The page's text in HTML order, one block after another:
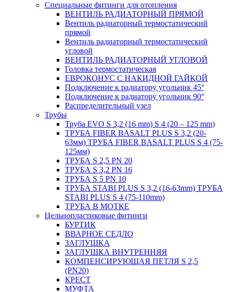
Специальные фитинги для отопления
ВЕНТИЛЬ РАДИАТОРНЫЙ ПРЯМОЙ
Вентиль радиаторный термостатический
прямой
Вентиль радиаторный термостатический
угловой
ВЕНТИЛЬ РАДИАТОРНЫЙ УГЛОВОЙ
Головка термостатическая
ЕВРОКОНУС С НАКИДНОЙ ГАЙКОЙ
Подключение к радиатору угольник 45°
Подключение к радиатору угольник 90°
Распределительный узел
Трубы
Труба EVO S 3,2 (16 mm) S 4 (20 – 125 mm)
ТРУБА FIBER BASALT PLUS S 3,2 (20-
63мм) ТРУБА FIBER BASALT PLUS S 4 (75-
125мм)
ТРУБА S 2,5 PN 20
ТРУБА S 3,2 PN 16
ТРУБА S 5 PN 10
ТРУБА STABI PLUS S 3,2 (16-63mm) ТРУБА
STABI PLUS S 4 (75-110mm)
ТРУБА В МОТКЕ
Цельнопластиковые фитинги
БУРТИК
ВВАРНОЕ СЕДЛО
ЗАГЛУШКА
ЗАГЛУШКА ВНУТРЕННЯЯ
КОМПЕНСИРУЮЩАЯ ПЕТЛЯ S 2,5
(PN20)
КРЕСТ
МУФТА